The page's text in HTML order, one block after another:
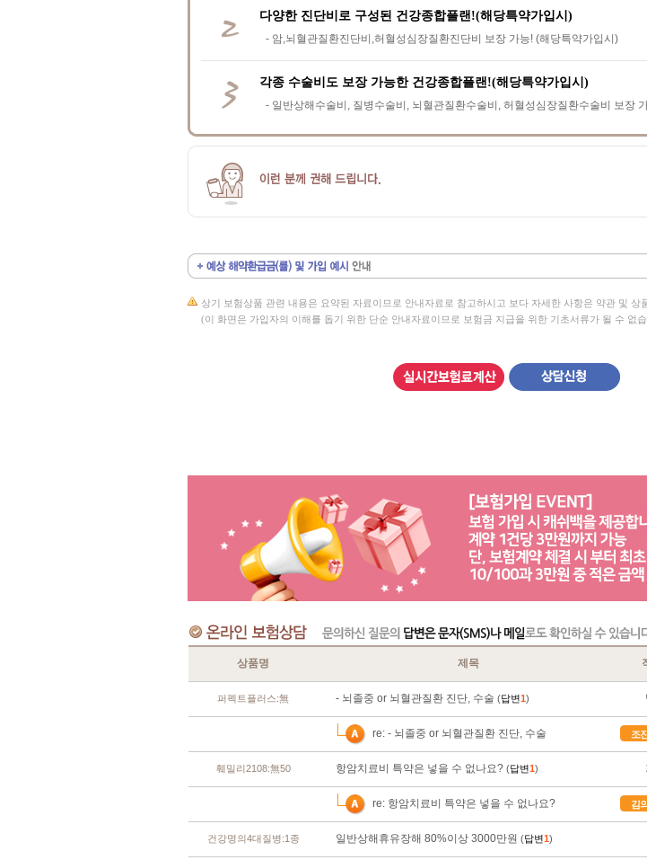
다양한 진단비로 구성된 건강종합플랜!(해당특약가입시)
- 암,뇌혈관질환진단비,허혈성심장질환진단비 보장 가능! (해당특약가입시)
각종 수술비도 보장 가능한 건강종합플랜!(해당특약가입시)
- 일반상해수술비, 질병수술비, 뇌혈관질환수술비, 허혈성심장질환수술비 보장
상기 보험상품 관련 내용은 요약된 자료이므로 안내자료로 참고하시고 보다 자세한 사항은 약관 및 상
(이 화면은 가입자의 이해를 돕기 위한 단순 안내자료이므로 보험금 지급을 위한 기초서류가 될 수 없